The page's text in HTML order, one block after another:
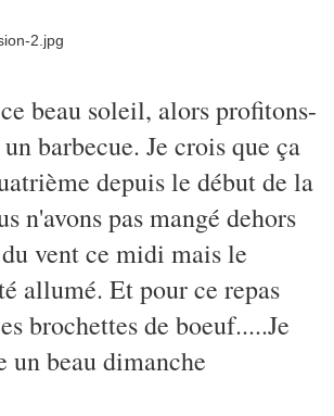
beau soleil, alors profitons-
barbecue. Je crois que ça
depuis le début de la
n'avons pas mangé dehors
vent ce midi mais le
allumé. Et pour ce repas
brochettes de boeuf.....Je
un beau dimanche